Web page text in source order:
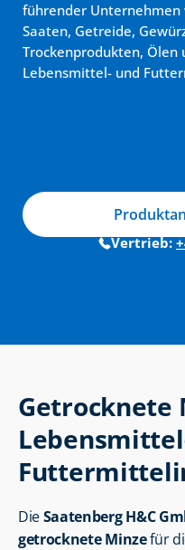
führender
Saaten, Getreide,
Trockenprodukten, Ölen
Lebensmittel- und
Vertrieb:
Getrocknete
Die Saatenberg H&C
getrocknete Minze für